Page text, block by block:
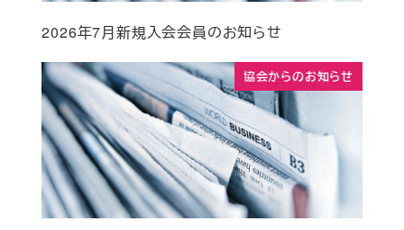
2026年7月新規入会会員のお知らせ
協会からのお知らせ